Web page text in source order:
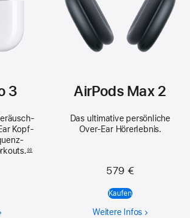
3
Kopf­
◊◊
AirPods Max 2
Das ultimative per­sön­liche
Over‑Ear Hör­erlebnis.
579 €
Kaufen
Weitere Infos